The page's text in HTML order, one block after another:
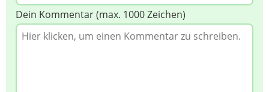
Dein Kommentar (max. 1000 Zeichen)